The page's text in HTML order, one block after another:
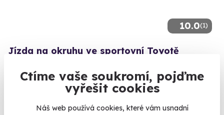
Ctíme vaše soukromí, pojďme
vyřešit cookies
Náš web používá cookies, které vám usnadní
10.0(1)
Jízda na okruhu ve sportovní Toyotě
Česká Lípa (Autodrom Sosnová)
(+ 4 další lokality)